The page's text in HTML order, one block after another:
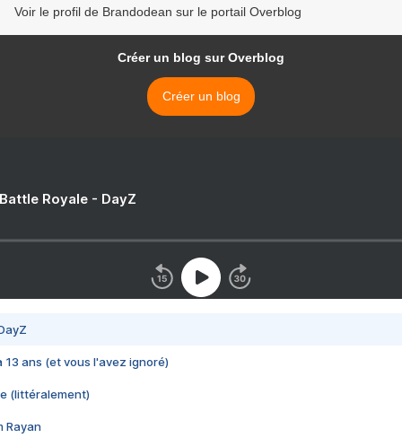
Voir le profil de Brandodean sur le portail Overblog
Créer un blog sur Overblog
Créer un blog
Royale - DayZ
13 ans (et vous l'avez ignoré)
(littéralement)
Rayan